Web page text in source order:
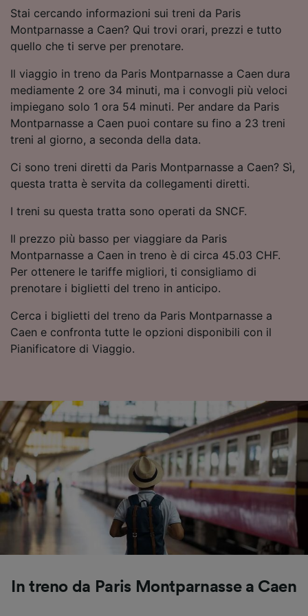
Stai cercando informazioni sui treni da Paris
Montparnasse a Caen? Qui trovi orari, prezzi e tutto
quello che ti serve per prenotare.
Il viaggio in treno da Paris Montparnasse a Caen dura
mediamente 2 ore 34 minuti, ma i convogli più veloci
impiegano solo 1 ora 54 minuti. Per andare da Paris
Montparnasse a Caen puoi contare su fino a 23 treni
treni al giorno, a seconda della data.
Ci sono treni diretti da Paris Montparnasse a Caen? Sì,
questa tratta è servita da collegamenti diretti.
I treni su questa tratta sono operati da SNCF.
Il prezzo più basso per viaggiare da Paris
Montparnasse a Caen in treno è di circa 45.03 CHF.
Per ottenere le tariffe migliori, ti consigliamo di
prenotare i biglietti del treno in anticipo.
Cerca i biglietti del treno da Paris Montparnasse a
Caen e confronta tutte le opzioni disponibili con il
Pianificatore di Viaggio.
In treno da Paris Montparnasse a Caen
dispositivo ai fini dell’identificazione.
Archiviare informazioni su dispositivo e/o
accedervi. Pubblicità e contenuti
dei contenuti e degli annunci, ricerche sul
pubblico, sviluppo di servizi.
Elenco dei partner (fornitori)